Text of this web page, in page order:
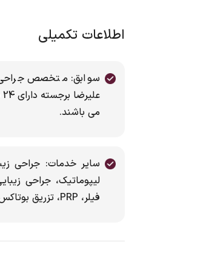
اطلاعات تکمیلی
سوابق: متخصص جراحي
می باشند.
سایر خدمات: جراحی
لیپوماتیک، جراحی
فیلر، PRP، تزریق بوتاکس و غیره